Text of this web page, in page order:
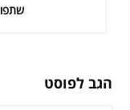
שתפו
הגב לפוסט